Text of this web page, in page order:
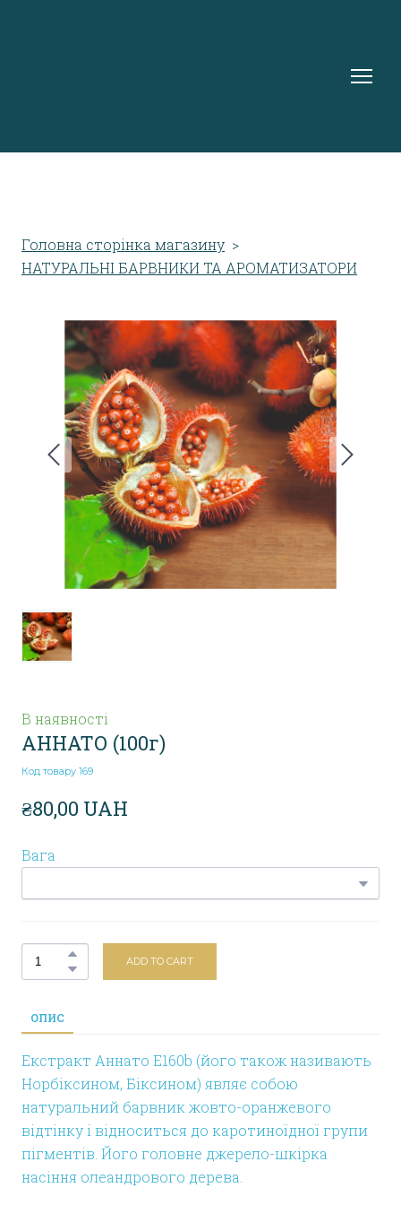
Головна сторінка магазину
НАТУРАЛЬНІ БАРВНИКИ ТА АРОМАТИЗАТОРИ
В наявності
АННАТО (100г)
Код товару 169
₴80,00 UAH
Вага
ADD TO CART
ОПИС
Екстракт Аннато E160b (його також називають
Норбіксином, Біксином) являє собою
натуральний барвник жовто-оранжевого
відтінку і відноситься до каротиноїдної групи
пігментів. Його головне джерело-шкірка
насіння олеандрового дерева.